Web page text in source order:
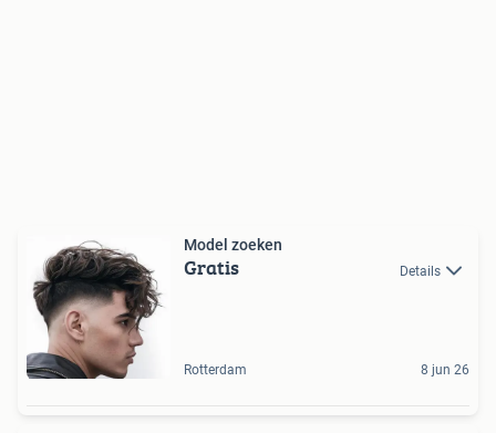
Model zoeken
Gratis Details
Rotterdam 8 jun 26